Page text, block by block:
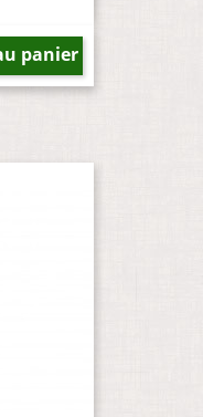
panier